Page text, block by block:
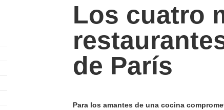
Los cuatro
de París
Para los amantes de una cocina